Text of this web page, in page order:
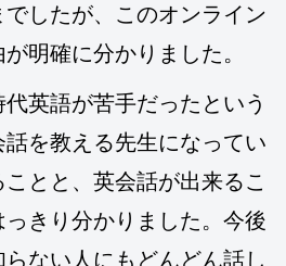
したが、このオンライン
明確に分かりました。
英語が苦手だったという
を教える先生になってい
とと、英会話が出来るこ
きり分かりました。今後
ない人にもどんどん話し